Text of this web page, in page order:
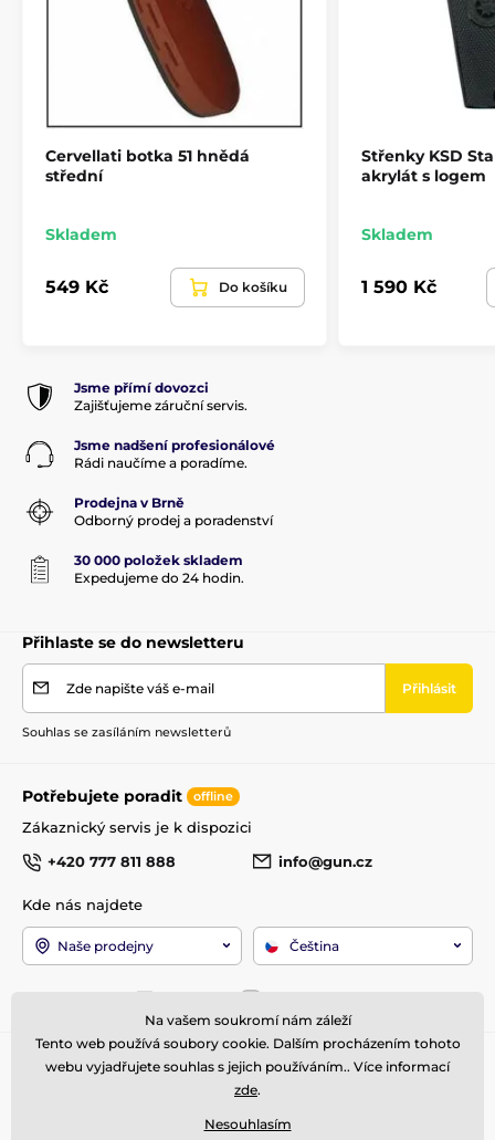
Cervellati botka 51 hnědá
střední
Skladem
549 Kč Do košíku
Střenky KSD
akrylát s logem
Skladem
1 590 Kč
Jsme přímí dovozci
Zajišťujeme záruční servis.
Jsme nadšení profesionálové
Rádi naučíme a poradíme.
Prodejna v Brně
Odborný prodej a poradenství
30 000 položek skladem
Expedujeme do 24 hodin.
Přihlaste se do newsletteru
Zde napište váš e-mail Přihlásit
Souhlas se zasíláním newsletterů
Potřebujete poradit offline
Zákaznický servis je k dispozici
+420 777 811 888
info@gun.cz
Kde nás najdete
Naše prodejny Čeština
Pro zákazníky Top kategorie
Zbraně
Optika
Na vašem soukromí nám záleží
Tento web používá soubory cookie. Dalším procházením tohoto
webu vyjadřujete souhlas s jejich používáním.. Více informací
zde.
Nesouhlasím